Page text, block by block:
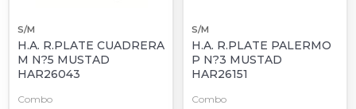
S/M
H.A. R.PLATE CUADRERA
M N?5 MUSTAD
HAR26043
Combo
S/M
H.A. R.PLATE PALERMO
P N?3 MUSTAD
HAR26151
Combo